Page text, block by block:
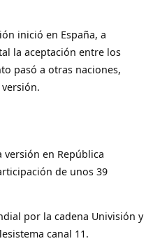
inició en España, a
la aceptación entre los
pasó a otras naciones,
versión en República
de unos 39
por la cadena Univisión y
canal 11.